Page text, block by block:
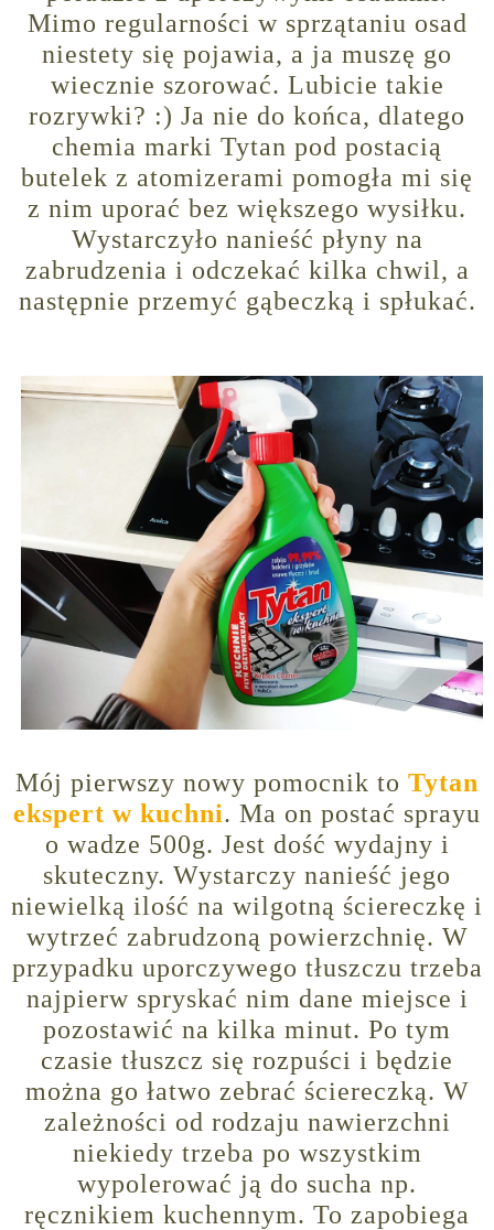
Mimo regularności w sprzątaniu osad
niestety się pojawia, a ja muszę go
wiecznie szorować. Lubicie takie
rozrywki? :) Ja nie do końca, dlatego
chemia marki Tytan pod postacią
butelek z atomizerami pomogła mi się
z nim uporać bez większego wysiłku.
Wystarczyło nanieść płyny na
zabrudzenia i odczekać kilka chwil, a
następnie przemyć gąbeczką i spłukać.
Mój pierwszy nowy pomocnik to Tytan
ekspert w kuchni. Ma on postać sprayu
o wadze 500g. Jest dość wydajny i
skuteczny. Wystarczy nanieść jego
niewielką ilość na wilgotną ściereczkę i
wytrzeć zabrudzoną powierzchnię. W
przypadku uporczywego tłuszczu trzeba
najpierw spryskać nim dane miejsce i
pozostawić na kilka minut. Po tym
czasie tłuszcz się rozpuści i będzie
można go łatwo zebrać ściereczką. W
zależności od rodzaju nawierzchni
niekiedy trzeba po wszystkim
wypolerować ją do sucha np.
ręcznikiem kuchennym. To zapobiega